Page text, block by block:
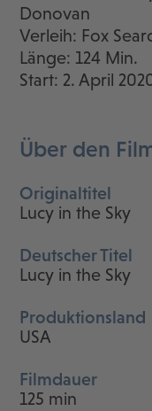
Donovan
Verleih: Fox
Länge: 124 Min.
Start: 2. April
Über den
Originaltitel
Lucy in the Sky
Deutscher Titel
Lucy in the Sky
Produktionsland
USA
Filmdauer
125 min